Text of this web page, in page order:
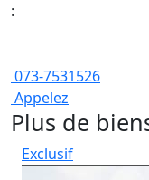
:
073-7531526
Appelez
Exclusif